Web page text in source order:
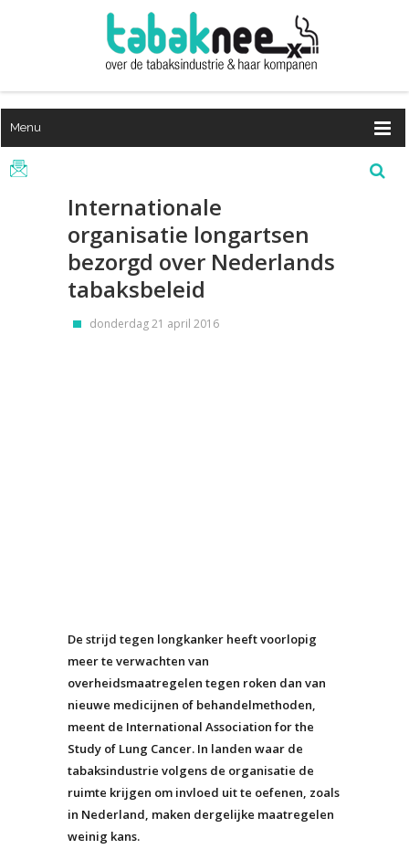
Menu
Internationale
organisatie longartsen
bezorgd over Nederlands
tabaksbeleid
donderdag 21 april 2016
De strijd tegen longkanker heeft voorlopig
meer te verwachten van
overheidsmaatregelen tegen roken dan van
nieuwe medicijnen of behandelmethoden,
meent de International Association for the
Study of Lung Cancer. In landen waar de
tabaksindustrie volgens de organisatie de
ruimte krijgen om invloed uit te oefenen, zoals
in Nederland, maken dergelijke maatregelen
weinig kans.